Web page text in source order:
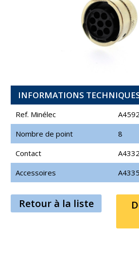
INFORMATIONS
Ref. Minélec
A4592
Nombre de point
8
Contact
A4332
Accessoires
A4335
Retour à la liste